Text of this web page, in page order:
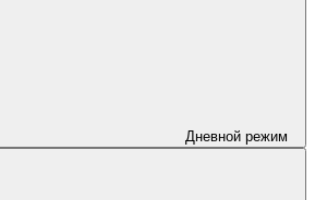
Дневной режим